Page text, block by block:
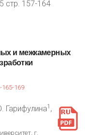
стр. 157-164
и межкамерных
169
Гарифулина1 ,
г.